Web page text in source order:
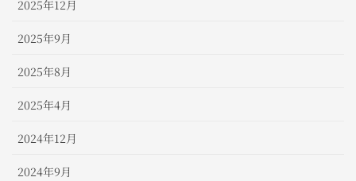
2025年12月
2025年9月
2025年8月
2025年4月
2024年12月
2024年9月